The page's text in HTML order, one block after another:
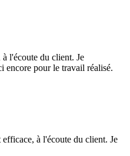
l'écoute du client. Je
encore pour le travail réalisé.
à l'écoute du client. Je